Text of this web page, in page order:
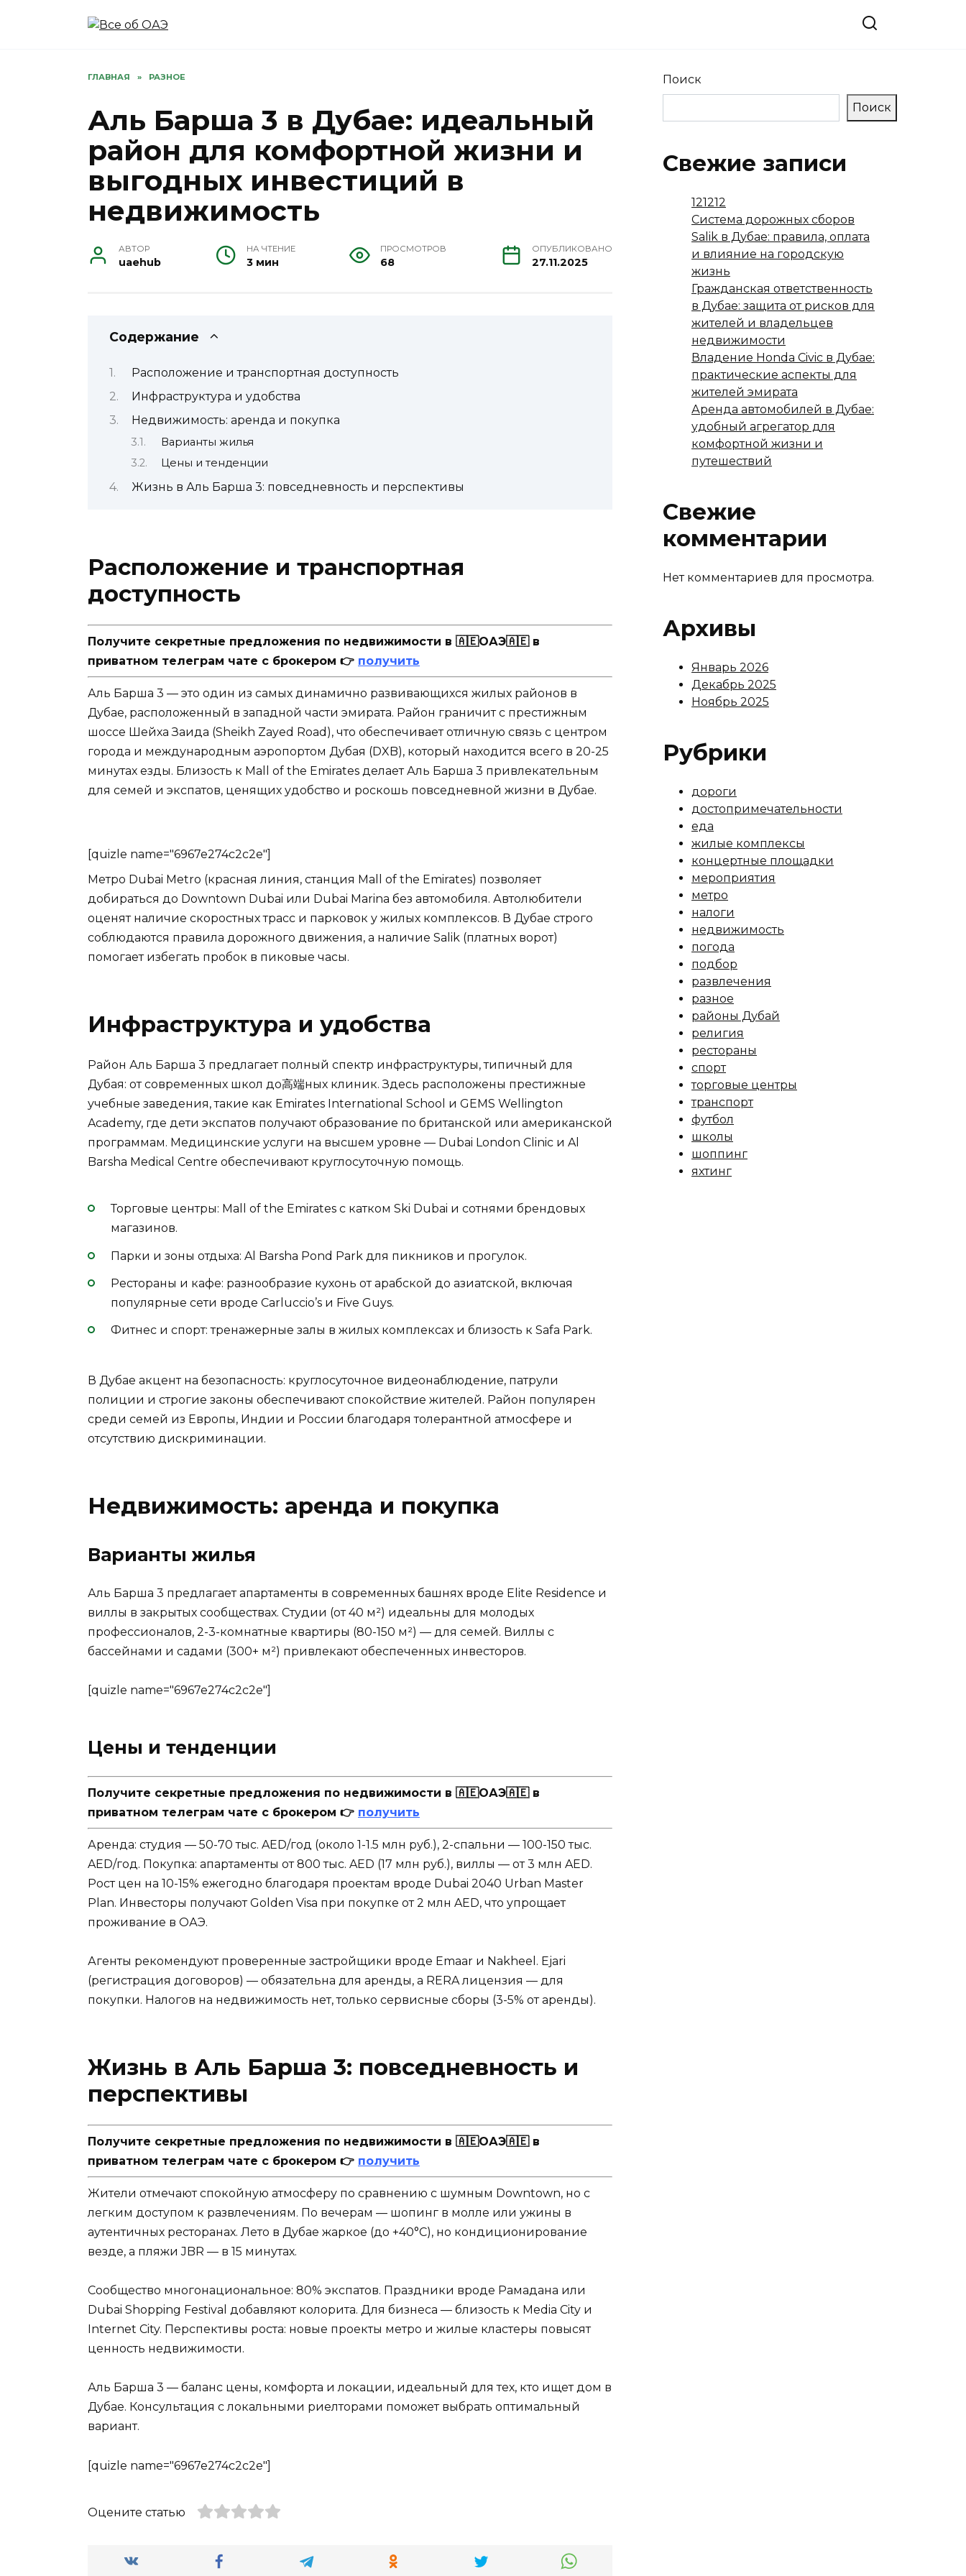
ГЛАВНАЯ » РАЗНОЕ
Аль Барша 3 в Дубае: идеальный
район для комфортной жизни и
выгодных инвестиций в
недвижимость
АВТОР
uaehub
НА ЧТЕНИЕ
3 мин
ПРОСМОТРОВ
68
ОПУБЛИКОВАНО
27.11.2025
Содержание
Расположение и транспортная доступность
Инфраструктура и удобства
Недвижимость: аренда и покупка
Варианты жилья
Цены и тенденции
Жизнь в Аль Барша 3: повседневность и перспективы
Расположение и транспортная
доступность
Получите секретные предложения по недвижимости в 🇦🇪ОАЭ🇦🇪 в
приватном телеграм чате с брокером 👉 получить
Аль Барша 3 — это один из самых динамично развивающихся жилых районов в
Дубае, расположенный в западной части эмирата. Район граничит с престижным
шоссе Шейха Заида (Sheikh Zayed Road), что обеспечивает отличную связь с центром
города и международным аэропортом Дубая (DXB), который находится всего в 20-25
минутах езды. Близость к Mall of the Emirates делает Аль Барша 3 привлекательным
для семей и экспатов, ценящих удобство и роскошь повседневной жизни в Дубае.
[quizle name="6967e274c2c2e"]
Метро Dubai Metro (красная линия, станция Mall of the Emirates) позволяет
добираться до Downtown Dubai или Dubai Marina без автомобиля. Автолюбители
оценят наличие скоростных трасс и парковок у жилых комплексов. В Дубае строго
соблюдаются правила дорожного движения, а наличие Salik (платных ворот)
помогает избегать пробок в пиковые часы.
Инфраструктура и удобства
Район Аль Барша 3 предлагает полный спектр инфраструктуры, типичный для
Дубая: от современных школ до高端ных клиник. Здесь расположены престижные
учебные заведения, такие как Emirates International School и GEMS Wellington
Academy, где дети экспатов получают образование по британской или американской
программам. Медицинские услуги на высшем уровне — Dubai London Clinic и Al
Barsha Medical Centre обеспечивают круглосуточную помощь.
Торговые центры: Mall of the Emirates с катком Ski Dubai и сотнями брендовых
магазинов.
Парки и зоны отдыха: Al Barsha Pond Park для пикников и прогулок.
Рестораны и кафе: разнообразие кухонь от арабской до азиатской, включая
популярные сети вроде Carluccio’s и Five Guys.
Фитнес и спорт: тренажерные залы в жилых комплексах и близость к Safa Park.
В Дубае акцент на безопасность: круглосуточное видеонаблюдение, патрули
полиции и строгие законы обеспечивают спокойствие жителей. Район популярен
среди семей из Европы, Индии и России благодаря толерантной атмосфере и
отсутствию дискриминации.
Недвижимость: аренда и покупка
Варианты жилья
Аль Барша 3 предлагает апартаменты в современных башнях вроде Elite Residence и
виллы в закрытых сообществах. Студии (от 40 м²) идеальны для молодых
профессионалов, 2-3-комнатные квартиры (80-150 м²) — для семей. Виллы с
бассейнами и садами (300+ м²) привлекают обеспеченных инвесторов.
[quizle name="6967e274c2c2e"]
Цены и тенденции
Получите секретные предложения по недвижимости в 🇦🇪ОАЭ🇦🇪 в
приватном телеграм чате с брокером 👉 получить
Аренда: студия — 50-70 тыс. AED/год (около 1-1.5 млн руб.), 2-спальни — 100-150 тыс.
AED/год. Покупка: апартаменты от 800 тыс. AED (17 млн руб.), виллы — от 3 млн AED.
Рост цен на 10-15% ежегодно благодаря проектам вроде Dubai 2040 Urban Master
Plan. Инвесторы получают Golden Visa при покупке от 2 млн AED, что упрощает
проживание в ОАЭ.
Агенты рекомендуют проверенные застройщики вроде Emaar и Nakheel. Ejari
(регистрация договоров) — обязательна для аренды, а RERA лицензия — для
покупки. Налогов на недвижимость нет, только сервисные сборы (3-5% от аренды).
Жизнь в Аль Барша 3: повседневность и
перспективы
Получите секретные предложения по недвижимости в 🇦🇪ОАЭ🇦🇪 в
приватном телеграм чате с брокером 👉 получить
Жители отмечают спокойную атмосферу по сравнению с шумным Downtown, но с
легким доступом к развлечениям. По вечерам — шопинг в молле или ужины в
аутентичных ресторанах. Лето в Дубае жаркое (до +40°C), но кондиционирование
везде, а пляжи JBR — в 15 минутах.
Сообщество многонациональное: 80% экспатов. Праздники вроде Рамадана или
Dubai Shopping Festival добавляют колорита. Для бизнеса — близость к Media City и
Internet City. Перспективы роста: новые проекты метро и жилые кластеры повысят
ценность недвижимости.
Аль Барша 3 — баланс цены, комфорта и локации, идеальный для тех, кто ищет дом в
Дубае. Консультация с локальными риелторами поможет выбрать оптимальный
вариант.
[quizle name="6967e274c2c2e"]
Оцените статью
Поиск
Поиск
Свежие записи
121212
Система дорожных сборов
Salik в Дубае: правила, оплата
и влияние на городскую
жизнь
Гражданская ответственность
в Дубае: защита от рисков для
жителей и владельцев
недвижимости
Владение Honda Civic в Дубае:
практические аспекты для
жителей эмирата
Аренда автомобилей в Дубае:
удобный агрегатор для
комфортной жизни и
путешествий
Свежие
комментарии
Нет комментариев для просмотра.
Архивы
Январь 2026
Декабрь 2025
Ноябрь 2025
Рубрики
дороги
достопримечательности
еда
жилые комплексы
концертные площадки
мероприятия
метро
налоги
недвижимость
погода
подбор
развлечения
разное
районы Дубай
религия
рестораны
спорт
торговые центры
транспорт
футбол
школы
шоппинг
яхтинг